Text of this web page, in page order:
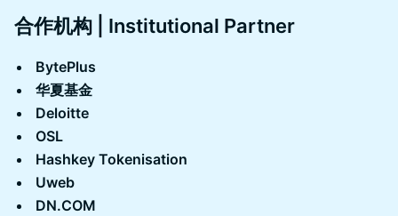
合作机构 | Institutional Partner
BytePlus
华夏基金
Deloitte
OSL
Hashkey Tokenisation
Uweb
DN.COM